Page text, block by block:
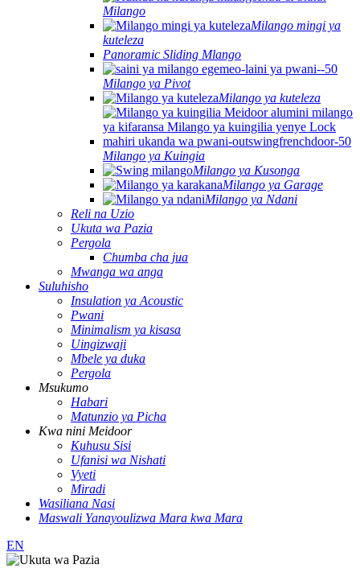
Milango
Milango mingi ya
kuteleza
Panoramic Sliding Mlango
Milango ya Pivot
Milango ya kuteleza
Milango ya Kuingia
Milango ya Kusonga
Milango ya Garage
Milango ya Ndani
Reli na Uzio
Ukuta wa Pazia
Pergola
Chumba cha jua
Mwanga wa anga
Suluhisho
Insulation ya Acoustic
Pwani
Minimalism ya kisasa
Uingizwaji
Mbele ya duka
Pergola
Msukumo
Habari
Matunzio ya Picha
Kwa nini Meidoor
Kuhusu Sisi
Ufanisi wa Nishati
Vyeti
Miradi
Wasiliana Nasi
Maswali Yanayoulizwa Mara kwa Mara
EN